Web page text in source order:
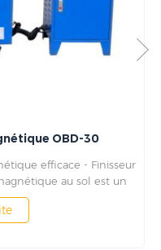
OBD-30
efficace - Finisseur
au sol est un
des finitions de haute
Il est généralement